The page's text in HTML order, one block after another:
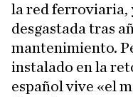
la red ferroviaria,
desgastada tras
mantenimiento.
instalado en la
español vive «el